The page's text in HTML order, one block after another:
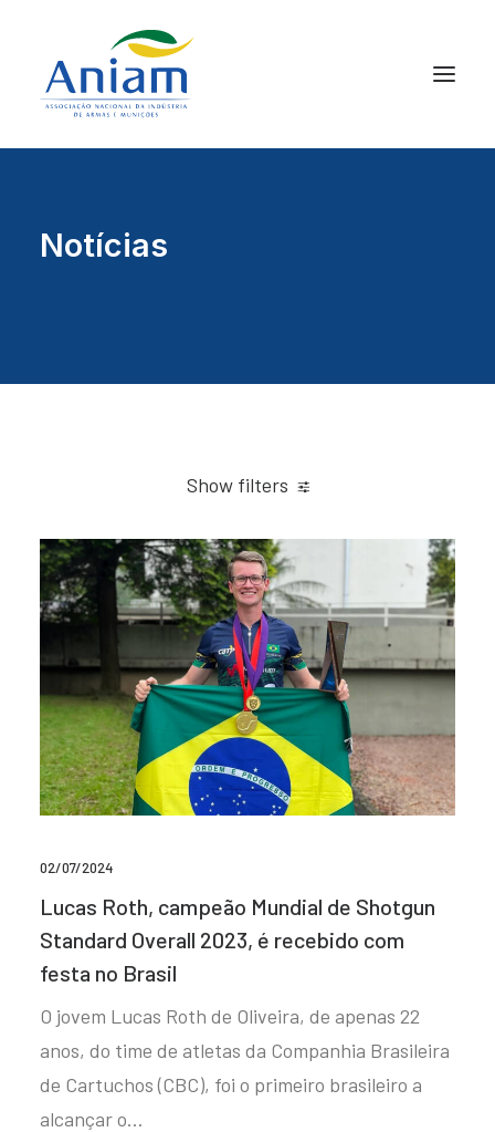
Notícias
Show filters
02/07/2024
Lucas Roth, campeão Mundial de Shotgun
Standard Overall 2023, é recebido com
festa no Brasil
O jovem Lucas Roth de Oliveira, de apenas 22
anos, do time de atletas da Companhia Brasileira
de Cartuchos (CBC), foi o primeiro brasileiro a
alcançar o…